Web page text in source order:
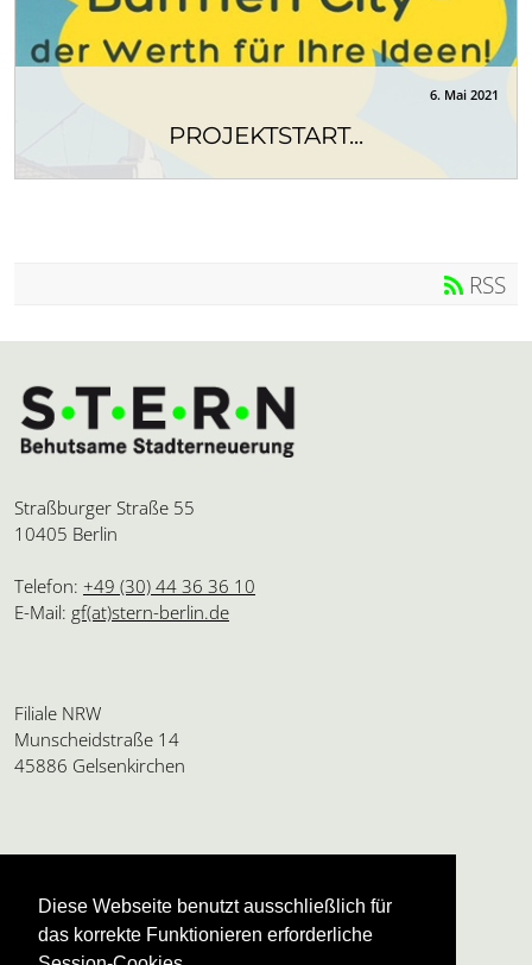
Diese Webseite benutzt ausschließlich für
das korrekte Funktionieren erforderliche
6. Mai 2021
PROJEKTSTART...
Im Mai 2021 startet die Umsetzung des
RSS
Straßburger Straße 55
10405 Berlin
Telefon: +49 (30) 44 36 36 10
E-Mail: gf(at)stern-berlin.de
Filiale NRW
Munscheidstraße 14
45886 Gelsenkirchen
USt.ID: DE136595165
Geschäftsführung: